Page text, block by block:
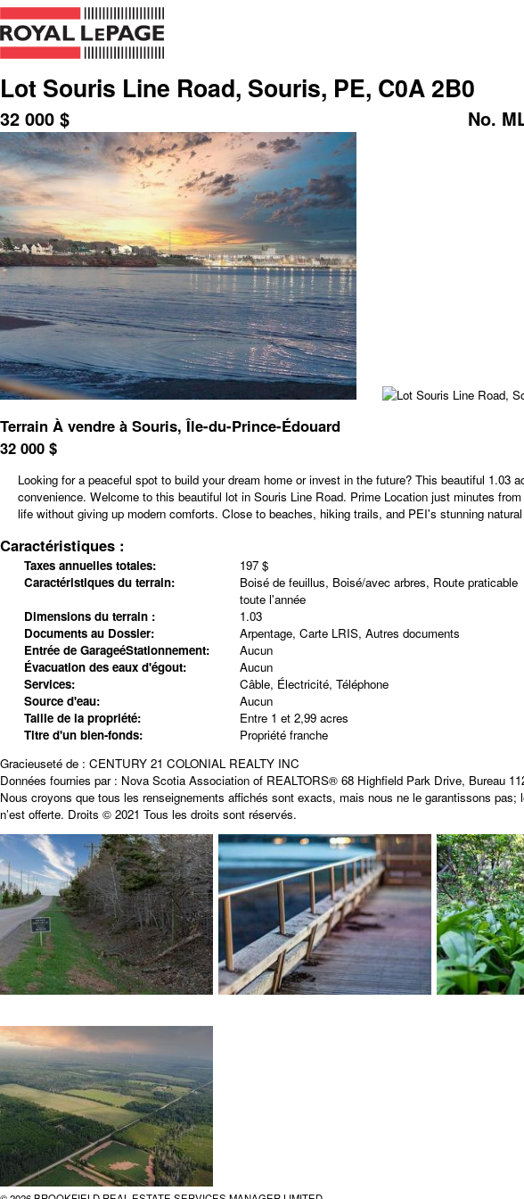
Lot Souris Line Road, Souris, PE, C0A 2B0
32 000 $ No.
Terrain À vendre à Souris, Île-du-Prince-Édouard
32 000 $
Looking for a peaceful spot to build your dream home or invest in the future? This beautiful
convenience. Welcome to this beautiful lot in Souris Line Road. Prime Location just minutes
life without giving up modern comforts. Close to beaches, hiking trails, and PEI's stunning
Caractéristiques :
Taxes annuelles totales:
197 $
Caractéristiques du terrain:
Boisé de feuillus, Boisé/avec arbres, Route praticable
toute l'année
Dimensions du terrain :
1.03
Documents au Dossier:
Arpentage, Carte LRIS, Autres documents
Entrée de GarageéStationnement:
Aucun
Évacuation des eaux d'égout:
Aucun
Services:
Câble, Électricité, Téléphone
Source d'eau:
Aucun
Taille de la propriété:
Entre 1 et 2,99 acres
Titre d'un bien-fonds:
Propriété franche
Gracieuseté de : CENTURY 21 COLONIAL REALTY INC
Données fournies par : Nova Scotia Association of REALTORS® 68 Highfield Park Drive, Bureau
Nous croyons que tous les renseignements affichés sont exacts, mais nous ne le garantissons
n’est offerte. Droits © 2021 Tous les droits sont réservés.